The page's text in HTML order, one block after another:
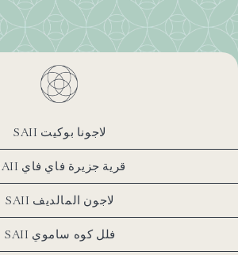
SAII لاجونا بوكيت
SAII قرية جزيرة فاي فاي
SAII لاجون المالديف
SAII فلل كوه ساموي